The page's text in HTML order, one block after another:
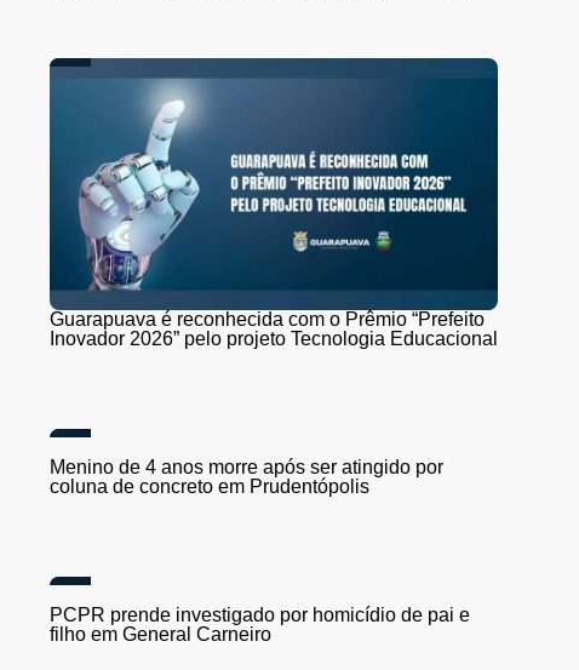
Guarapuava é reconhecida com o Prêmio “Prefeito
Inovador 2026” pelo projeto Tecnologia Educacional